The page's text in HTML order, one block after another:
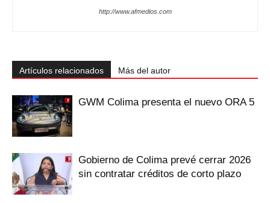
http://www.afmedios.com
Artículos relacionados Más del autor
GWM Colima presenta el nuevo ORA 5
Gobierno de Colima prevé cerrar 2026
sin contratar créditos de corto plazo